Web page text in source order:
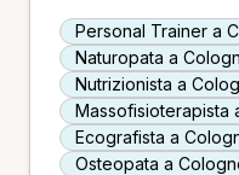
Personal Trainer a
Naturopata a
Nutrizionista a
Massofisioterapista
Ecografista a
Osteopata a